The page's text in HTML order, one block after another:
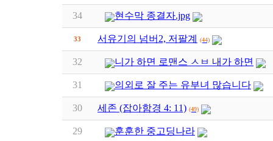
34 현수막 종결자.jpg
33 서유기의 넘버2, 저팔계 (44)
32 니가 하면 로맨스 ㅅㅂ 내가 하면
31 의외로 잘 주는 유부녀 많습니다
30 세존 (잡아함경 4: 11) (49)
29 훈훈한 중고딩나라